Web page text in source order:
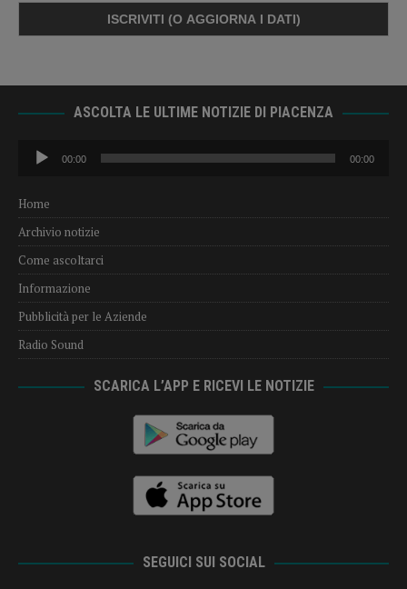
ASCOLTA LE ULTIME NOTIZIE DI PIACENZA
Audio
Player
00:00 00:00
Home
Archivio notizie
Come ascoltarci
Informazione
Pubblicità per le Aziende
Radio Sound
SCARICA L’APP E RICEVI LE NOTIZIE
SEGUICI SUI SOCIAL